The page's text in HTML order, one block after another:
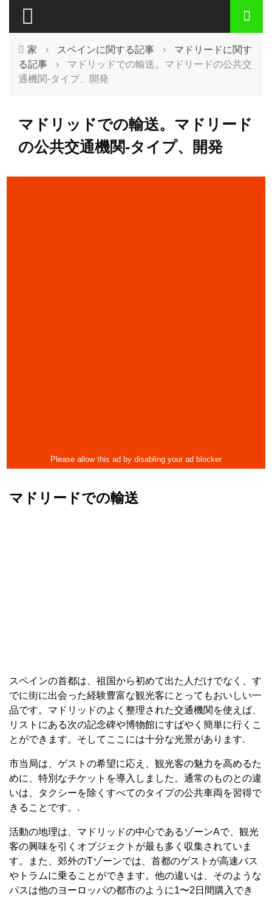
家 › スペインに関する記事 ›
マドリードに関す
る記事
›
マドリッドでの輸送。マドリードの公共交
通機関-タイプ、開発
マドリッドでの輸送。マドリード
の公共交通機関-タイプ、開発
マドリードでの輸送
スペインの首都は、祖国から初めて出た人だけでなく、す
でに街に出会った経験豊富な観光客にとってもおいしい一
品です。マドリッドのよく整理された交通機関を使えば、
リストにある次の記念碑や博物館にすばやく簡単に行くこ
とができます。そしてここには十分な光景があります.
市当局は、ゲストの希望に応え、観光客の魅力を高めるた
めに、特別なチケットを導入しました。通常のものとの違
いは、タクシーを除くすべてのタイプの公共車両を習得で
きることです。.
活動の地理は、マドリッドの中心であるゾーンAで、観光
客の興味を引くオブジェクトが最も多く収集されていま
す。また、郊外のTゾーンでは、首都のゲストが高速バス
やトラムに乗ることができます。他の違いは、そのような
パスは他のヨーロッパの都市のように1〜2日間購入でき